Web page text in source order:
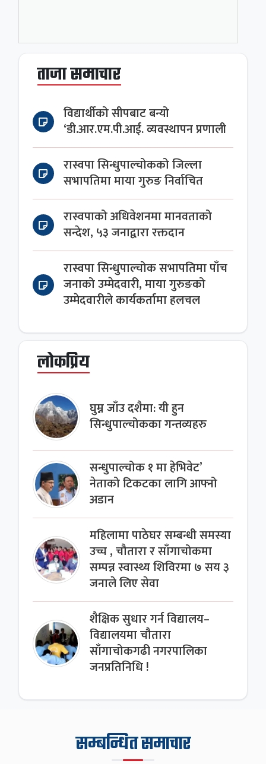
ताजा समाचार
विद्यार्थीको सीपबाट बन्यो
‘डी.आर.एम.पी.आई. व्यवस्थापन प्रणाली
रास्वपा सिन्धुपाल्चोकको जिल्ला
सभापतिमा माया गुरुङ निर्वाचित
रास्वपाको अधिवेशनमा मानवताको
सन्देश, ५३ जनाद्वारा रक्तदान
रास्वपा सिन्धुपाल्चोक सभापतिमा पाँच
जनाको उम्मेदवारी, माया गुरुङको
उम्मेदवारीले कार्यकर्तामा हलचल
लोकप्रिय
घुम्न जाँउ दशैमा: यी हुन
सिन्धुपाल्चोकका गन्तव्यहरु
सन्धुपाल्चोक १ मा हेभिवेट’
नेताको टिकटका लागि आफ्नो
अडान
महिलामा पाठेघर सम्बन्धी समस्या
उच्च , चौतारा र साँगाचोकमा
सम्पन्न स्वास्थ्य शिविरमा ७ सय ३
जनाले लिए सेवा
शैक्षिक सुधार गर्न विद्यालय–
विद्यालयमा चौतारा
साँगाचोकगढी नगरपालिका
जनप्रतिनिधि !
सम्बन्धित समाचार